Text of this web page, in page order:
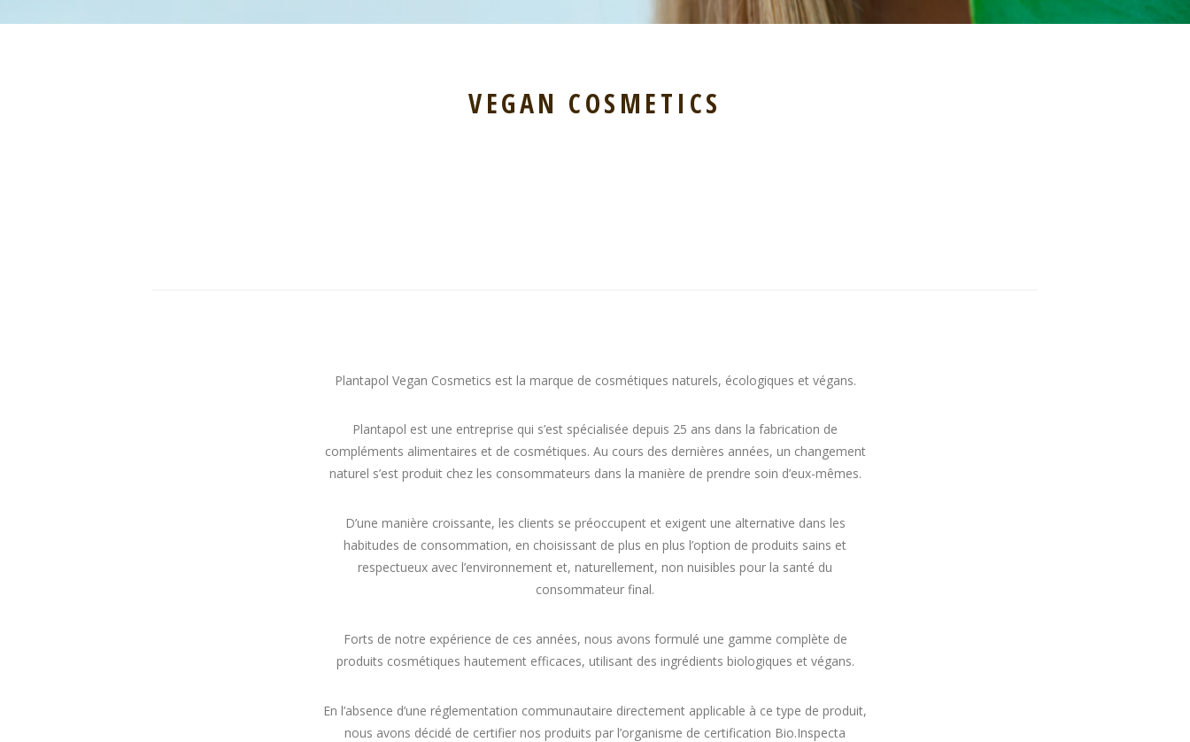
VEGAN COSMETICS
Plantapol Vegan Cosmetics est la marque de cosmétiques naturels, écologiques et végans.
Plantapol est une entreprise qui s’est spécialisée depuis 25 ans dans la fabrication de
compléments alimentaires et de cosmétiques. Au cours des dernières années, un changement
naturel s’est produit chez les consommateurs dans la manière de prendre soin d’eux-mêmes.
D’une manière croissante, les clients se préoccupent et exigent une alternative dans les
habitudes de consommation, en choisissant de plus en plus l’option de produits sains et
respectueux avec l’environnement et, naturellement, non nuisibles pour la santé du
consommateur final.
Forts de notre expérience de ces années, nous avons formulé une gamme complète de
produits cosmétiques hautement efficaces, utilisant des ingrédients biologiques et végans.
En l’absence d’une réglementation communautaire directement applicable à ce type de produit,
nous avons décidé de certifier nos produits par l’organisme de certification Bio.Inspecta